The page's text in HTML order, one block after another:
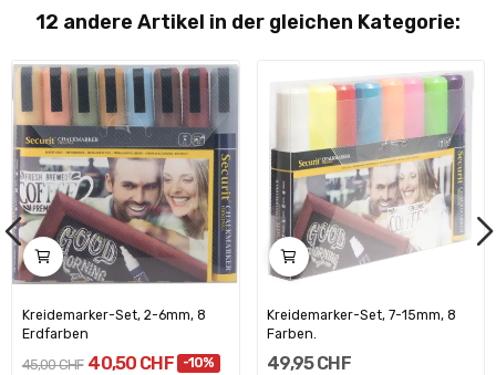
12 andere Artikel in der gleichen Kategorie:
Kreidemarker-Set, 2-6mm, 8
Erdfarben
45,00 CHF 40,50 CHF -10%
Kreidemarker-Set, 7-15mm, 8
Farben.
49,95 CHF